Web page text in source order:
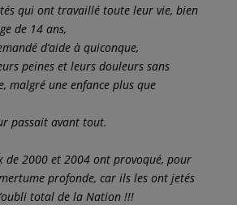
qui ont travaillé toute leur vie, bien
de 14 ans,
d’aide à quiconque,
peines et leurs douleurs sans
malgré une enfance plus que
passait avant tout.
de 2000 et 2004 ont provoqué, pour
profonde, car ils les ont jetés
total de la Nation !!!